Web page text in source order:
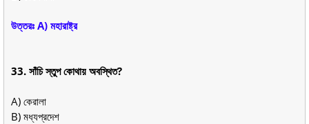
উত্তরঃ A) মহারাষ্ট্র
33. সাঁচি স্তুপ কোথায় অবস্থিত?
A) কেরালা
B) মধ্যপ্রদেশ